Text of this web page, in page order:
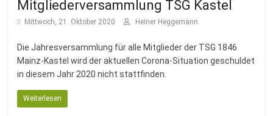
Mitgliederversammlung TSG Kastel
Mittwoch, 21. Oktober 2020 Heiner Heggemann
Die Jahresversammlung für alle Mitglieder der TSG 1846
Mainz-Kastel wird der aktuellen Corona-Situation geschuldet
in diesem Jahr 2020 nicht stattfinden.
Weiterlesen